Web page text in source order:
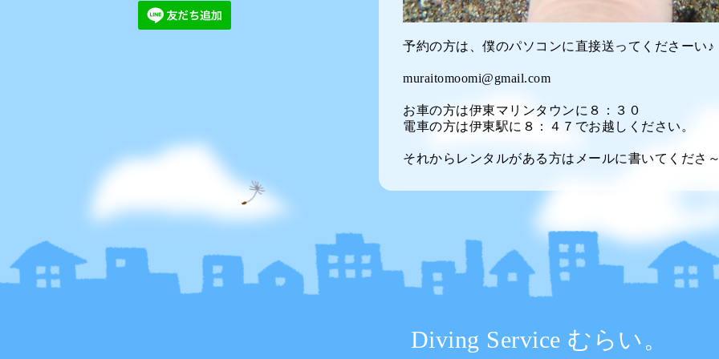
予約の方は、僕のパソコンに直接送ってくださーい♪
muraitomoomi@gmail.com
お車の方は伊東マリンタウンに８：３０
電車の方は伊東駅に８：４７でお越しください。
それからレンタルがある方はメールに書いてくださ
Diving Service むらい。